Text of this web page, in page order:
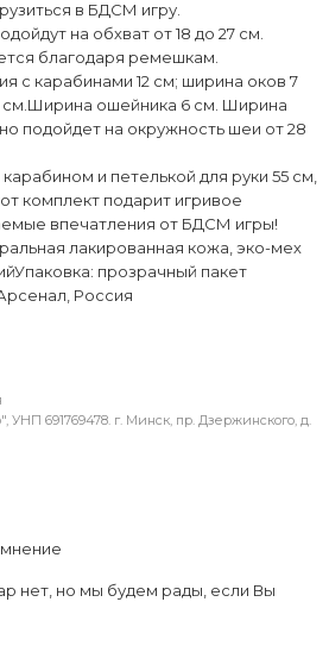
в БДСМ игру.
на обхват от 18 до 27 см.
благодаря ремешкам.
с карабинами 12 см; ширина оков 7
ошейника 6 см. Ширина
подойдет на окружность шеи от 28
и петелькой для руки 55 см,
комплект подарит игривое
впечатления от БДСМ игры!
лакированная кожа, эко-мех
прозрачный пакет
Россия
691769478. г. Минск, пр. Дзержинского, д.
нет, но мы будем рады, если Вы